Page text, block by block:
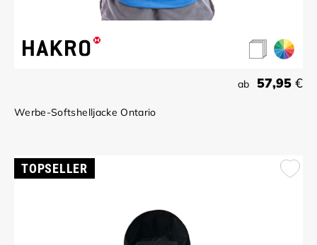
ab 57,95 €
Werbe-Softshelljacke Ontario
TOPSELLER